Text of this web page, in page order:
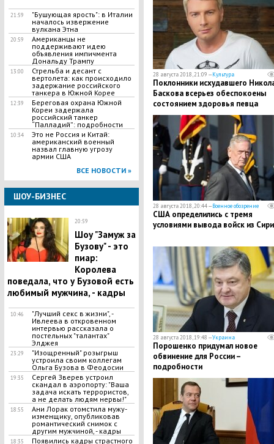
21:59
"Бушующая ярость": в Италии
началось извержение
вулкана Этна
20:59
Американцы не
поддерживают идею
объявления импичмента
Дональду Трампу
13:00
Стрельба и десант с
вертолета: как происходило
задержание российского
танкера в Южной Корее
12:39
Береговая охрана Южной
Кореи задержала
российский танкер
“Палладий”: подробности
10:34
Это не Россия и Китай:
американский военный
назвал главную угрозу
армии США
ВСЕ НОВОСТИ »
ШОУ-БИЗНЕС
20:59
​Шоу "Замуж за
Бузову" - это
пиар:
Королева
поведала, что у Бузовой есть
любимый мужчина, - кадры
10:46
"Лучший секс в жизни", -
Ивлеева в откровенном
интервью рассказала о
постельных "талантах"
Элджея
23:29
​"Изощренный" розыгрыш
устроила своим коллегам
Ольга Бузова в Феодосии
19:35
​Сергей Зверев устроил
скандал в аэропорту: "Ваша
задача искать террористов,
а не делать людям нервы!"
18:55
​Ани Лорак отомстила мужу-
изменщику, опубликовав
романтический снимок с
другим мужчиной, - кадры
18:35
​Появились кадры страстного
28 августа 2018, 21:09 —Культура
​Поклонники исхудавшего
Баскова всерьез обеспокоены
состоянием здоровья певца
28 августа 2018, 20:44 —Военное обозрение
США определились с тремя
условиями вывода войск из
28 августа 2018, 19:48 —Украина
Порошенко придумал новое
обвинение для России –
подробности